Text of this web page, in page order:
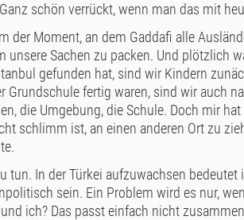
schön verrückt, wenn man das mit
der Moment, an dem Gaddafi alle
unsere Sachen zu packen. Und plötzlich
gefunden hat, sind wir Kindern
Grundschule fertig waren, sind wir auch
die Umgebung, die Schule. Doch mir
schlimm ist, an einen anderen Ort zu
tun. In der Türkei aufzuwachsen
sein. Ein Problem wird es nur,
ich? Das passt einfach nicht